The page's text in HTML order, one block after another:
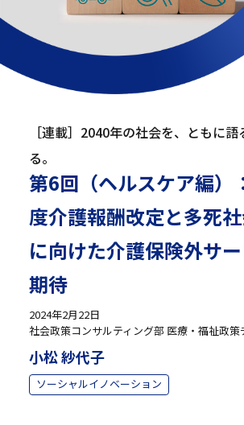
［連載］2040年の社会を、ともに
る。
第6回（ヘルスケア編）
度介護報酬改定と多死
に向けた介護保険外サ
期待
2024年2月22日
社会政策コンサルティング部 医療・福祉政策
小松 紗代子
ソーシャルイノベーション